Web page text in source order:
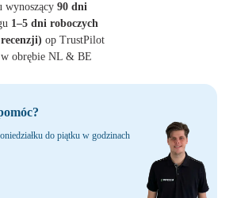
wynoszący 90 dni
1–5 dni roboczych
op TrustPilot
w obrębie NL & BE
do piątku w godzinach